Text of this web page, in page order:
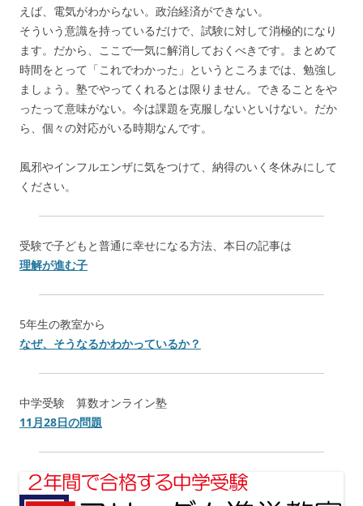
えば、電気がわからない。政治経済ができない。
そういう意識を持っているだけで、試験に対して消極的になり
ます。だから、ここで一気に解消しておくべきです。まとめて
時間をとって「これでわかった」というところまでは、勉強し
ましょう。塾でやってくれるとは限りません。できることをや
ったって意味がない。今は課題を克服しないといけない。だか
ら、個々の対応がいる時期なんです。
風邪やインフルエンザに気をつけて、納得のいく冬休みにして
ください。
受験で子どもと普通に幸せになる方法、本日の記事は
理解が進む子
5年生の教室から
なぜ、そうなるかわかっているか？
中学受験 算数オンライン塾
11月28日の問題